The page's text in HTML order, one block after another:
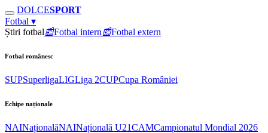
DOLCESPORT
Fotbal ▾
Știri fotbal📰Fotbal intern📰Fotbal extern
Fotbal românesc
SUPSuperligaLIGLiga 2CUPCupa României
Echipe naționale
NAINaționalăNAINațională U21CAMCampionatul Mondial 2026